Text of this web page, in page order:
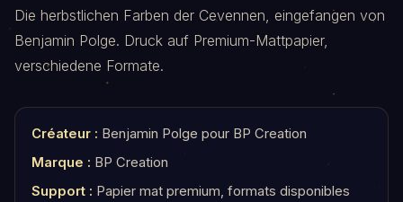
Die herbstlichen Farben der Cevennen, eingefangen von
Benjamin Polge. Druck auf Premium-Mattpapier,
verschiedene Formate.
Créateur : Benjamin Polge pour BP Creation
Marque : BP Creation
Support : Papier mat premium, formats disponibles